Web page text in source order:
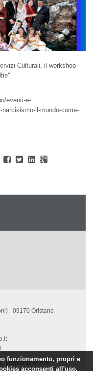
funzionamento, propri e
acconsenti all'uso.
Culturali, il workshop
eventi-e-
il-mondo-come-
- 09170 Oristano
Dichiarazione di